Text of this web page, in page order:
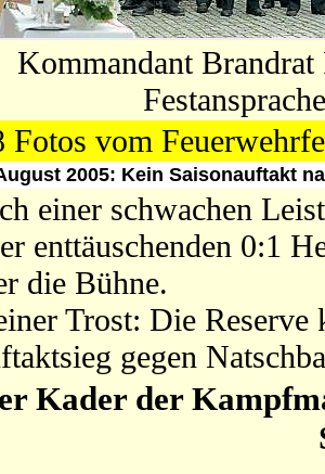
Kommandant
Fotos vom
2005: Kein Saisonauftakt
einer schwachen
enttäuschenden 0:1
die Bühne.
Trost: Die Reserve
gegen
Kader der